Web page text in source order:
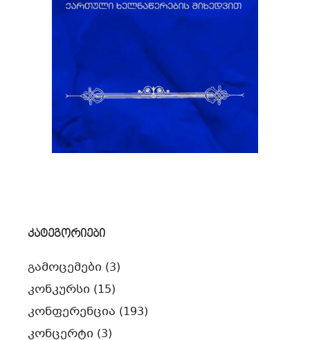
კატეგორიები
გამოცემები (3)
კონკურსი (15)
კონფერენცია (193)
კონცერტი (3)